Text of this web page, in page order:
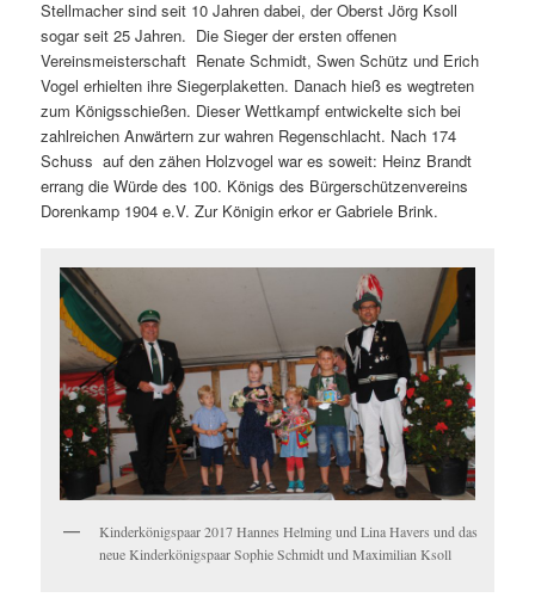
Stellmacher sind seit 10 Jahren dabei, der Oberst Jörg Ksoll
sogar seit 25 Jahren. Die Sieger der ersten offenen
Vereinsmeisterschaft Renate Schmidt, Swen Schütz und Erich
Vogel erhielten ihre Siegerplaketten. Danach hieß es wegtreten
zum Königsschießen. Dieser Wettkampf entwickelte sich bei
zahlreichen Anwärtern zur wahren Regenschlacht. Nach 174
Schuss auf den zähen Holzvogel war es soweit: Heinz Brandt
errang die Würde des 100. Königs des Bürgerschützenvereins
Dorenkamp 1904 e.V. Zur Königin erkor er Gabriele Brink.
Kinderkönigspaar 2017 Hannes Helming und Lina Havers und das
neue Kinderkönigspaar Sophie Schmidt und Maximilian Ksoll